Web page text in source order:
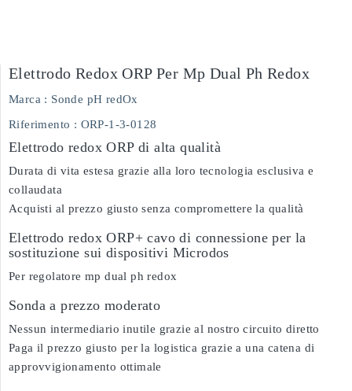
Elettrodo Redox ORP Per Mp Dual Ph Redox
Marca : Sonde pH redOx
Riferimento : ORP-1-3-0128
Elettrodo redox ORP di alta qualità
Durata di vita estesa grazie alla loro tecnologia esclusiva e
collaudata
Acquisti al prezzo giusto senza compromettere la qualità
Elettrodo redox ORP+ cavo di connessione per la
sostituzione sui dispositivi Microdos
Per regolatore mp dual ph redox
Sonda a prezzo moderato
Nessun intermediario inutile grazie al nostro circuito diretto
Paga il prezzo giusto per la logistica grazie a una catena di
approvvigionamento ottimale